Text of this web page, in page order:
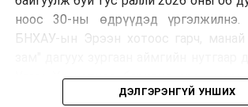
ноос 30-ны өдрүүдэд үргэлжилнэ.
БНХАУ-ын Эрээн хотоос гарч,
Улаан-Үд хотноо барианд орох
улс тус бүрээс авто спорт
ДЭЛГЭРЭНГҮЙ УНШИХ